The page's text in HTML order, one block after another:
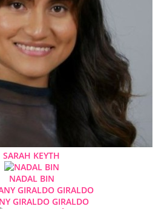
SARAH KEYTH
NADAL BIN
GIRALDO GIRALDO